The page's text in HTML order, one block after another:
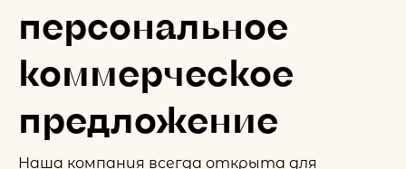
персональное
коммерческое
предложение
Наша компания всегда открыта для